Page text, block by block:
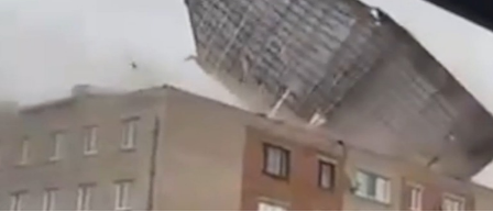
Тогда медики не смогли установить точную
причину смерти Константина. Подозрения
родителей погибшего юноши пали на Миссюру, но
доказать его причастность к кончине их сына не
удалось. Когда же подозреваемого задержали, он
заявил, что ничего не подсыпал в морс и утверждал,
что яд могли добавить в бутылку
некие
недоброжелатели
посмертно предъявили обвинения. Материалы
расследования уже передали в суд. Также
продолжаются разбирательства по делу об
убийстве бойца.